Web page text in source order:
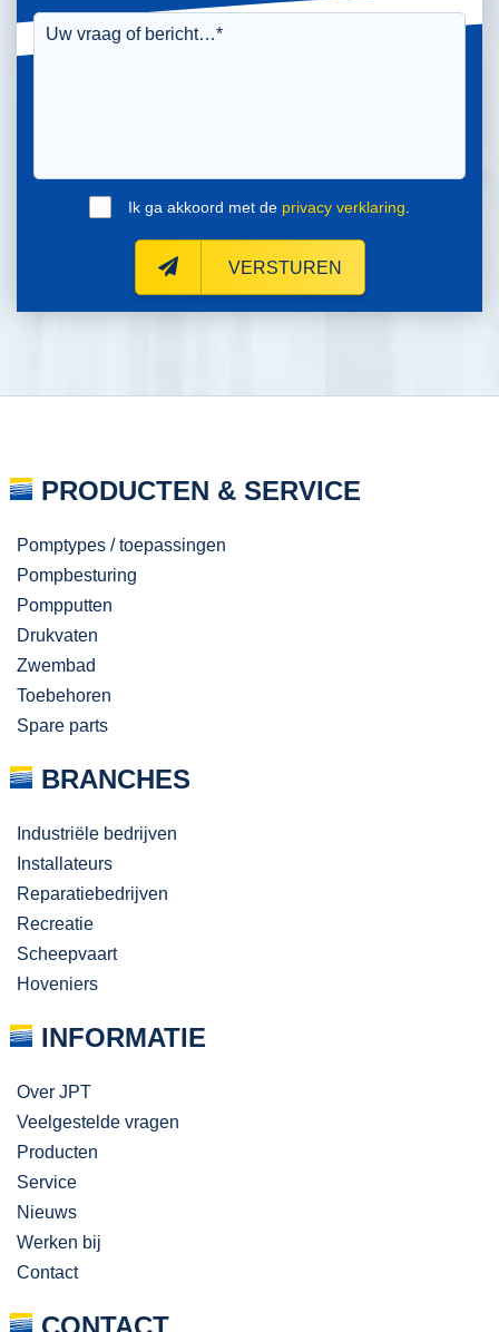
Ik ga akkoord met de privacy verklaring
VERSTUREN
PRODUCTEN & SERVICE
Pomptypes / toepassingen
Pompbesturing
Pompputten
Drukvaten
Zwembad
Toebehoren
Spare parts
BRANCHES
Industriële bedrijven
Installateurs
Reparatiebedrijven
Recreatie
Scheepvaart
Hoveniers
INFORMATIE
Over JPT
Veelgestelde vragen
Producten
Service
Nieuws
Werken bij
Contact
CONTACT